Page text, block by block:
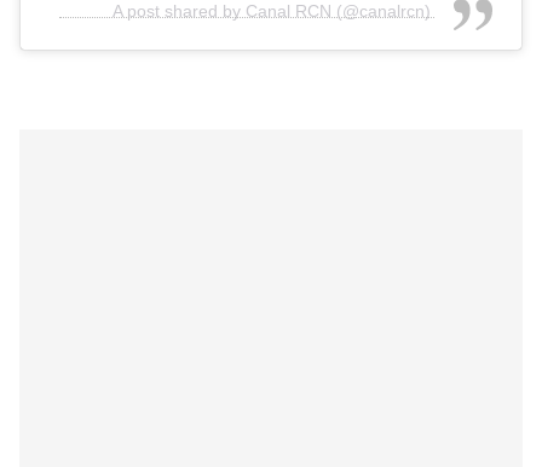
A post shared by Canal RCN (@canalrcn)